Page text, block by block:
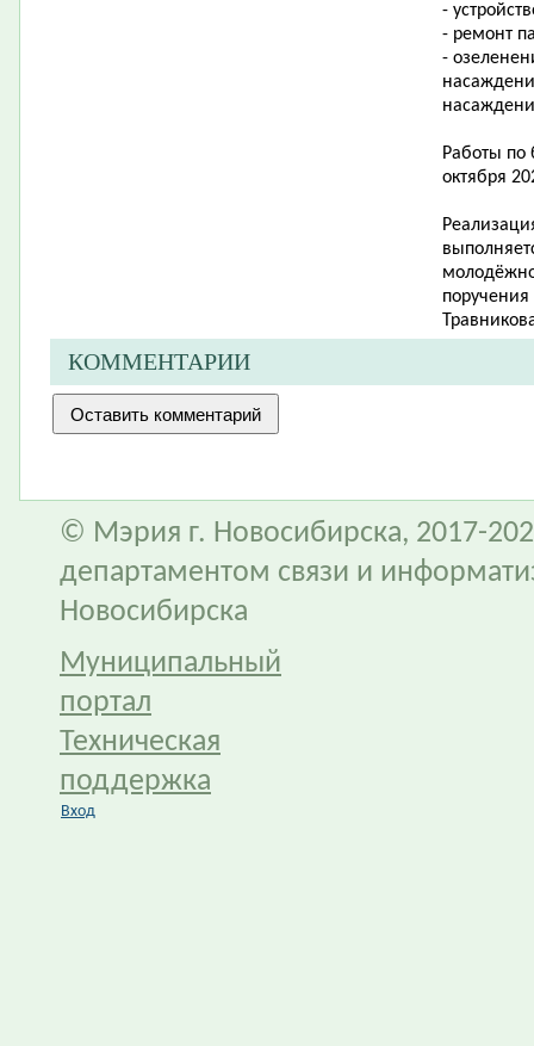
-
- ремонт
-
Работы по
октября
поручения
КОММЕНТАРИИ
© Мэрия г. Новосибирска, 2017-
департаментом связи и
Новосибирска
Муниципальный
портал
Техническая
поддержка
Вход